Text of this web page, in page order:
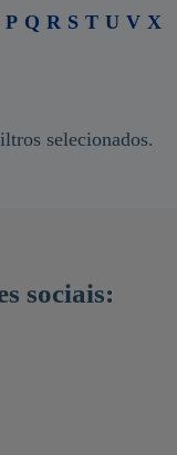
P Q R S T U V X
selecionados.
sociais: